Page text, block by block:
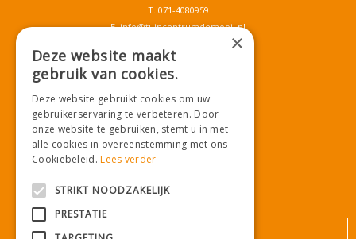
T. 071-4080959
E.info@tuincentrumdemooij.nl
Download onze App!
×
Deze website maakt
gebruik van cookies.
Deze website gebruikt cookies om uw
gebruikerservaring te verbeteren. Door
onze website te gebruiken, stemt u in met
alle cookies in overeenstemming met ons
Cookiebeleid.Lees verder
STRIKT NOODZAKELIJK
PRESTATIE